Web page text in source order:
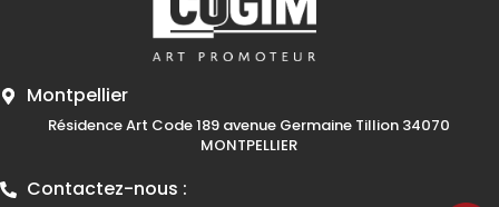
Montpellier
Résidence Art Code 189 avenue Germaine Tillion 34070
MONTPELLIER
Contactez-nous :